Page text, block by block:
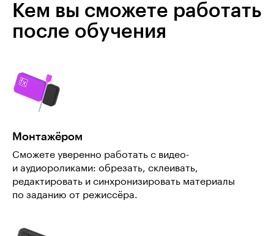
Кем вы сможете работать
после обучения
Монтажёром
Сможете уверенно работать с видео-
и аудиороликами: обрезать, склеивать,
редактировать и синхронизировать материалы
по заданию от режиссёра.